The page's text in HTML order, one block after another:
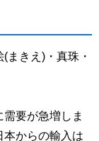
(まきえ) ・真珠・
要が急増しま
本からの輸入は